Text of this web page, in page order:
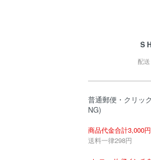
配
普通郵便・クリッ
NG)
商品代金合計3,000
送料一律298円